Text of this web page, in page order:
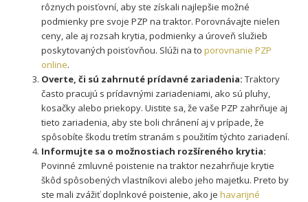
rôznych poisťovní, aby ste získali najlepšie možné
podmienky pre svoje PZP na traktor. Porovnávajte nielen
ceny, ale aj rozsah krytia, podmienky a úroveň služieb
poskytovaných poisťovňou. Slúži na to porovnanie PZP
online.
Overte, či sú zahrnuté prídavné zariadenia: Traktory
často pracujú s prídavnými zariadeniami, ako sú pluhy,
kosačky alebo priekopy. Uistite sa, že vaše PZP zahrňuje aj
tieto zariadenia, aby ste boli chránení aj v prípade, že
spôsobíte škodu tretím stranám s použitím týchto zariadení.
Informujte sa o možnostiach rozšíreného krytia:
Povinné zmluvné poistenie na traktor nezahrňuje krytie
škôd spôsobených vlastníkovi alebo jeho majetku. Preto by
ste mali zvážiť doplnkové poistenie, ako je havarijné